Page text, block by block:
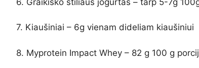
7. Kiaušiniai – 6g vienam dideliam kiaušiniui
8. Myprotein Impact Whey – 82 g 100 g